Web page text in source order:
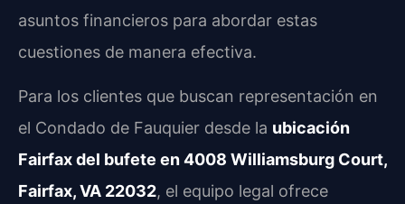
asuntos financieros para abordar estas
cuestiones de manera efectiva.
Para los clientes que buscan representación en
el Condado de Fauquier desde la ubicación
Fairfax del bufete en 4008 Williamsburg Court,
Fairfax, VA 22032, el equipo legal ofrece